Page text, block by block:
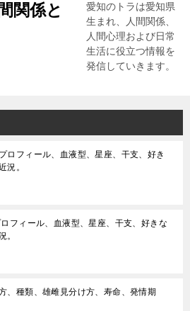
関係と
愛知のトラは愛知県
生まれ、人間関係、
人間心理および日常
生活に役立つ情報を
発信していきます。
ロフィール、血液型、星座、干支、好き
況。
フィール、血液型、星座、干支、好きな
。
、種類、雄雌見分け方、寿命、発情期